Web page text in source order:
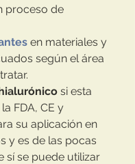
proceso de
en materiales y
según el área
si esta
FDA, CE y
su aplicación en
y es de las pocas
sí se puede utilizar